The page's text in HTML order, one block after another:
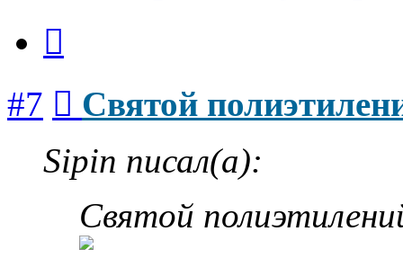
#7
Святой
Sipin писал(а):
Святой